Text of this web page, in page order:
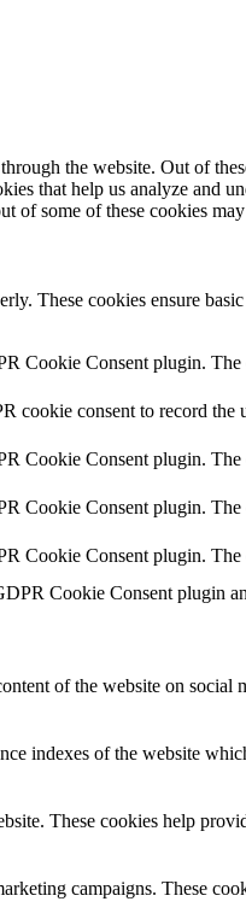
the website. Out of
that help us analyze
of some of these cookies
These cookies ensure
Cookie Consent plugin.
cookie consent to record
Cookie Consent plugin.
Cookie Consent plugin.
Cookie Consent plugin.
Cookie Consent plugin
of the website on social
indexes of the website
These cookies help
campaigns. These